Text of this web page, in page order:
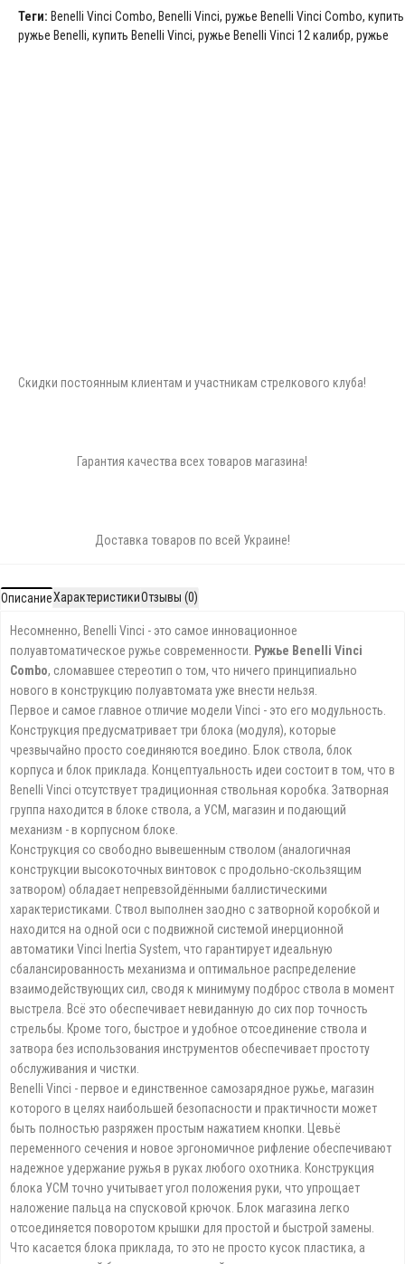
Теги: Benelli Vinci Combo, Benelli Vinci, ружье Benelli Vinci Combo, купить
ружье Benelli, купить Benelli Vinci, ружье Benelli Vinci 12 калибр, ружье
Скидки постоянным клиентам и участникам стрелкового клуба!
Гарантия качества всех товаров магазина!
Доставка товаров по всей Украине!
ОписаниеХарактеристикиОтзывы (0)
Несомненно, Benelli Vinci - это самое инновационное
полуавтоматическое ружье современности.
Ружье Benelli Vinci
Combo, сломавшее стереотип о том, что ничего принципиально
нового в конструкцию полуавтомата уже внести нельзя.
Первое и самое главное отличие модели Vinci - это его модульность.
Конструкция предусматривает три блока (модуля), которые
чрезвычайно просто соединяются воедино. Блок ствола, блок
корпуса и блок приклада. Концептуальность идеи состоит в том, что в
Benelli Vinci отсутствует традиционная ствольная коробка. Затворная
группа находится в блоке ствола, а УСМ, магазин и подающий
механизм - в корпусном блоке.
Конструкция со свободно вывешенным стволом (аналогичная
конструкции высокоточных винтовок с продольно-скользящим
затвором) обладает непревзойдёнными баллистическими
характеристиками. Ствол выполнен заодно с затворной коробкой и
находится на одной оси с подвижной системой инерционной
автоматики Vinci Inertia System, что гарантирует идеальную
сбалансированность механизма и оптимальное распределение
взаимодействующих сил, сводя к минимуму подброс ствола в момент
выстрела. Всё это обеспечивает невиданную до сих пор точность
стрельбы. Кроме того, быстрое и удобное отсоединение ствола и
затвора без использования инструментов обеспечивает простоту
обслуживания и чистки.
Benelli Vinci - первое и единственное самозарядное ружье, магазин
которого в целях наибольшей безопасности и практичности может
быть полностью разряжен простым нажатием кнопки. Цевьё
переменного сечения и новое эргономичное рифление обеспечивают
надежное удержание ружья в руках любого охотника. Конструкция
блока УСМ точно учитывает угол положения руки, что упрощает
наложение пальца на спусковой крючок. Блок магазина легко
отсоединяется поворотом крышки для простой и быстрой замены.
Что касается блока приклада, то это не просто кусок пластика, а